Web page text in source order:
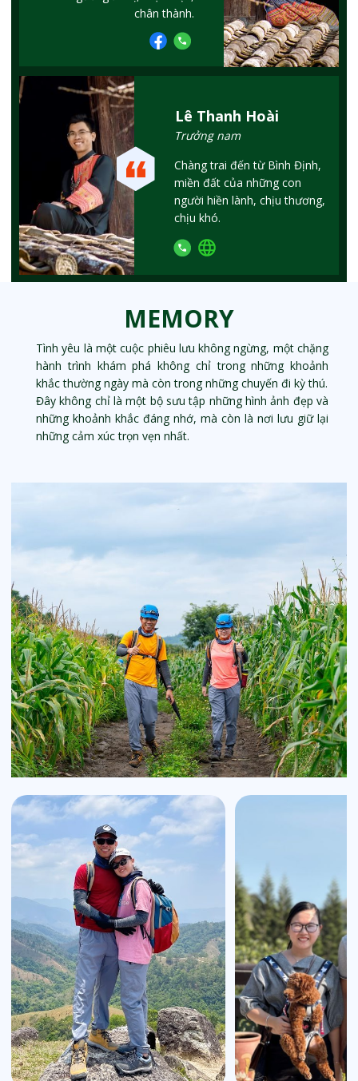
chân thành.
Chàng trai đến từ Bình Định,
miền đất của những con
người hiền lành, chịu thương,
chịu khó.
Trưởng nam
Lê Thanh Hoài
MEMORY
Tình yêu là một cuộc phiêu lưu không ngừng, một chặng
hành trình khám phá không chỉ trong những khoảnh
khắc thường ngày mà còn trong những chuyến đi kỳ thú.
Đây không chỉ là một bộ sưu tập những hình ảnh đẹp và
những khoảnh khắc đáng nhớ, mà còn là nơi lưu giữ lại
những cảm xúc trọn vẹn nhất.